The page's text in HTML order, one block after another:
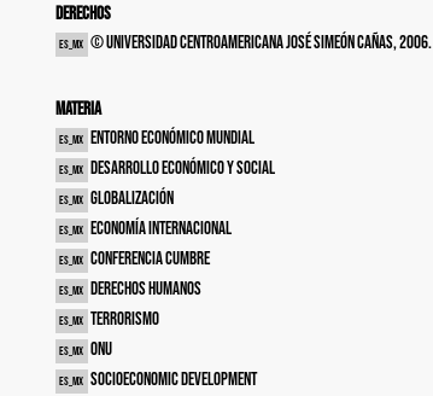
Derechos
es_MX © Universidad Centroamericana José Simeón Cañas, 2006.
Materia
es_MX Entorno económico mundial
es_MX Desarrollo económico y social
es_MX Globalización
es_MX Economía internacional
es_MX Conferencia cumbre
es_MX Derechos humanos
es_MX Terrorismo
es_MX ONU
es_MX Socioeconomic development